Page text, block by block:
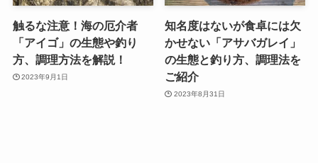
触るな注意！海の厄介者
「アイゴ」の生態や釣り
方、調理方法を解説！
2023年9月1日
知名度はないが食卓には欠
かせない「アサバガレイ」
の生態と釣り方、調理法を
ご紹介
2023年8月31日